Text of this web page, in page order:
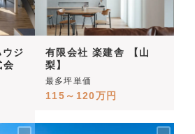
ジ
会
有限会社 楽建舎 【山
梨】
最多坪単価
115～120万円